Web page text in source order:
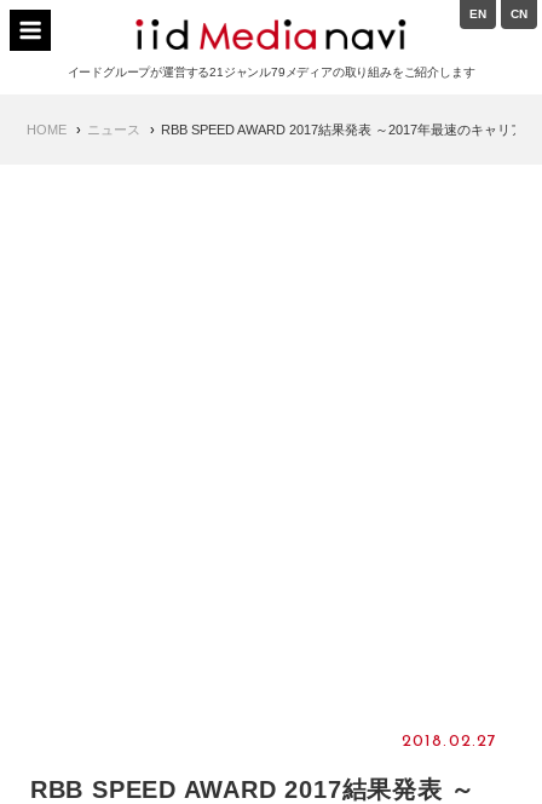
Skip
イードメディアナビ
イードグループが運営する21ジャンル79メディアの取り組みをご紹介します
EN CN
HOME ニュース RBB SPEED AWARD 2017結果発表 ～2017年最速のキャリア
RBB SPEED AWARD 2017結果発表 ～
2018.02.27